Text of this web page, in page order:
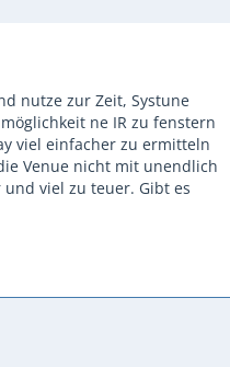
nutze zur Zeit, Systune
ne IR zu fenstern
viel einfacher zu ermitteln
Venue nicht mit unendlich
viel zu teuer. Gibt es